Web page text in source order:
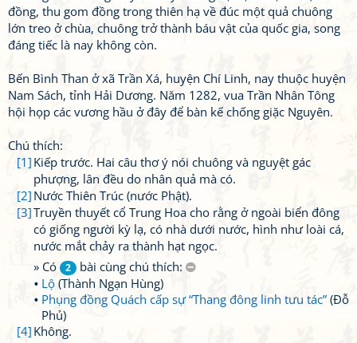
đồng, thu gom đồng trong thiên hạ về đúc một quả chuông
lớn treo ở chùa, chuông trở thành báu vật của quốc gia, song
đáng tiếc là nay không còn.
Bến Bình Than ở xã Trần Xá, huyện Chí Linh, nay thuộc huyện
Nam Sách, tỉnh Hải Dương. Năm 1282, vua Trần Nhân Tông
hội họp các vương hầu ở đây để bàn kế chống giặc Nguyên.
Chú thích:
[1] Kiếp trước. Hai câu thơ ý nói chuông và nguyệt gác
phượng, lân đều do nhân quả mà có.
[2] Nước Thiên Trúc (nước Phật).
[3]Truyền thuyết cổ Trung Hoa cho rằng ở ngoài biển đông
có giống người kỳ lạ, có nhà dưới nước, hình như loài cá,
nước mắt chảy ra thành hạt ngọc.
» Có
2
bài cùng chú thích:
Lộ (Thành Ngạn Hùng)
Phụng đồng Quách cấp sự “Thang đông linh tưu tác” (Đỗ
Phủ)
[4] Không.